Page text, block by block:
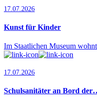
17.07.2026
Kunst für Kinder
Im Staatlichen Museum
17.07.2026
Schulsanitäter an Bord